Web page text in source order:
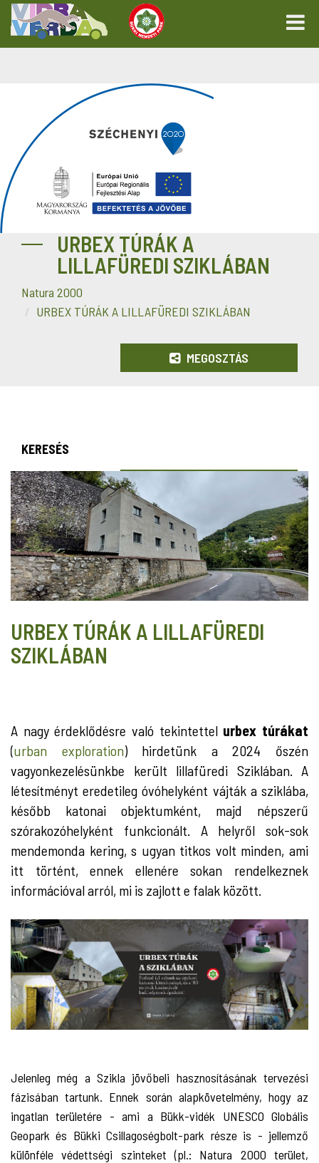
URBEX TÚRÁK A
LILLAFÜREDI SZIKLÁBAN
Natura 2000
URBEX TÚRÁK A LILLAFÜREDI SZIKLÁBAN
MEGOSZTÁS
KERESÉS
URBEX TÚRÁK A LILLAFÜREDI
SZIKLÁBAN
A nagy érdeklődésre való tekintettel urbex túrákat
(urban exploration) hirdetünk a 2024 őszén
vagyonkezelésünkbe került lillafüredi Sziklában. A
létesítményt eredetileg óvóhelyként vájták a sziklába,
később katonai objektumként, majd népszerű
szórakozóhelyként funkcionált. A helyről sok-sok
mendemonda kering, s ugyan titkos volt minden, ami
itt történt, ennek ellenére sokan rendelkeznek
információval arról, mi is zajlott e falak között.
Jelenleg még a Szikla jövőbeli hasznosításának tervezési
fázisában tartunk. Ennek során alapkövetelmény, hogy az
ingatlan területére - ami a Bükk-vidék UNESCO Globális
Geopark és Bükki Csillagoségbolt-park része is - jellemző
különféle védettségi szinteket (pl.: Natura 2000 terület,